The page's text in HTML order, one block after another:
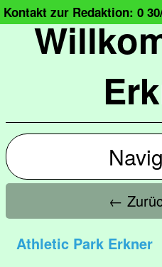
Kontakt zur Redaktion: 0
←
Athletic Park Erkner